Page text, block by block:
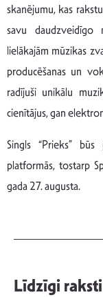
skanējumu, kas
savu daudzveidīgo
lielākajām mūzikas
producēšanas un
radījuši unikālu
cienītājus, gan
Singls “Prieks” būs
platformās, tostarp
gada 27. augusta.
Līdzīgi raksti